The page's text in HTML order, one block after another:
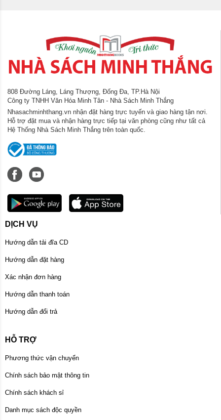
808 Đường Láng, Láng Thượng, Đống Đa, TP.Hà Nội
Công ty TNHH Văn Hóa Minh Tân - Nhà Sách Minh Thắng
Nhasachminhthang.vn nhận đặt hàng trực tuyến và giao hàng tận nơi.
Hỗ trợ đặt mua và nhận hàng trực tiếp tại văn phòng cũng như tất cả
Hệ Thống Nhà Sách Minh Thắng trên toàn quốc.
DỊCH VỤ
Hướng dẫn tải đĩa CD
Hướng dẫn đặt hàng
Xác nhận đơn hàng
Hướng dẫn thanh toán
Hướng dẫn đổi trả
HỖ TRỢ
Phương thức vận chuyển
Chính sách bảo mật thông tin
Chính sách khách sỉ
Danh mục sách độc quyền